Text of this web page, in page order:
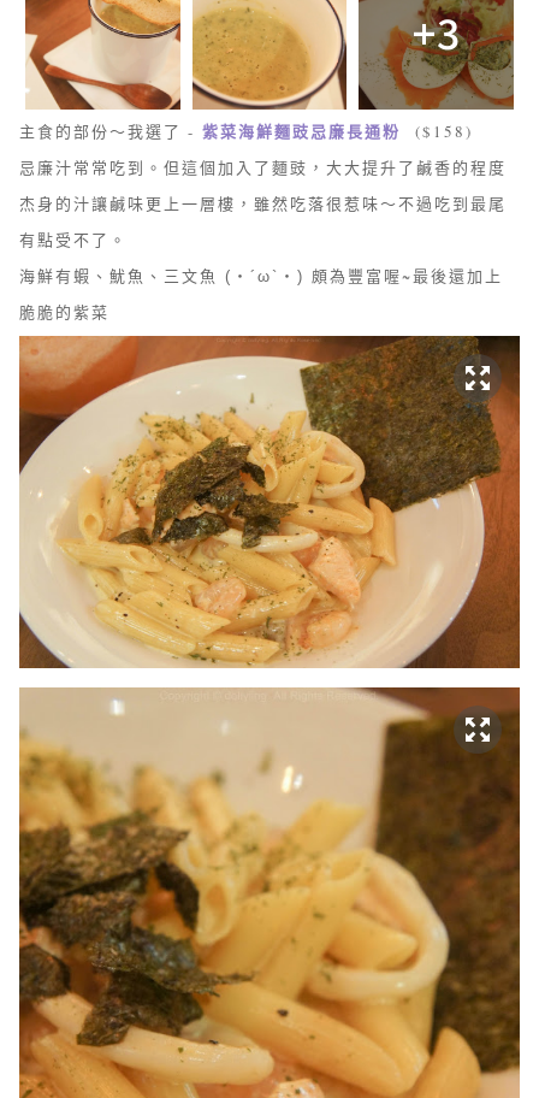
+3
主食的部份～我選了 - 紫菜海鮮麵豉忌廉長通粉
($158)
忌廉汁常常吃到。但這個加入了麵豉，大大提升了鹹香的程度
杰身的汁讓鹹味更上一層樓，雖然吃落很惹味～不過吃到最尾
有點受不了。
海鮮有蝦、魷魚、三文魚 (・´ω`・) 頗為豐富喔~最後還加上
脆脆的紫菜